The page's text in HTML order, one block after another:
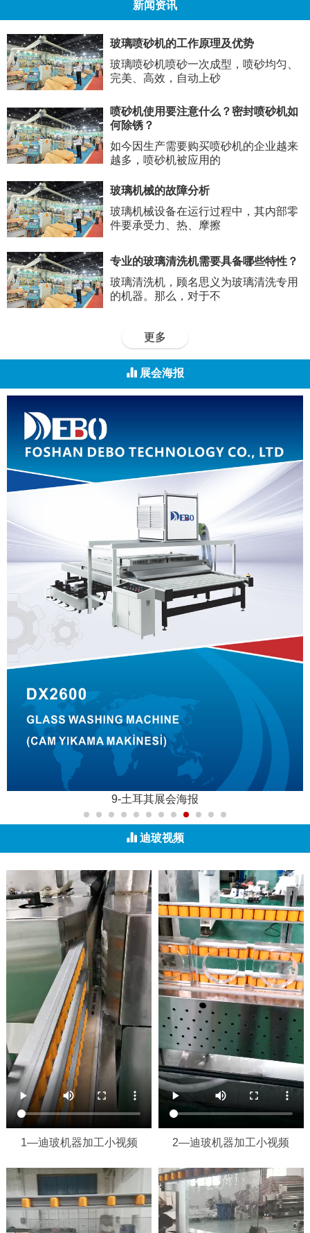
新闻资讯
玻璃喷砂机的工作原理及优势
玻璃喷砂机喷砂一次成型，喷砂均匀、
完美、高效，自动上砂
喷砂机使用要注意什么？密封喷砂机如
何除锈？
如今因生产需要购买喷砂机的企业越来
越多，喷砂机被应用的
玻璃机械的故障分析
玻璃机械设备在运行过程中，其内部零
件要承受力、热、摩擦
专业的玻璃清洗机需要具备哪些特性？
玻璃清洗机，顾名思义为玻璃清洗专用
的机器。那么，对于不
更多
展会海报
9-土耳其展会海报
迪玻视频
1—迪玻机器加工小视频 2—迪玻机器加工小视频